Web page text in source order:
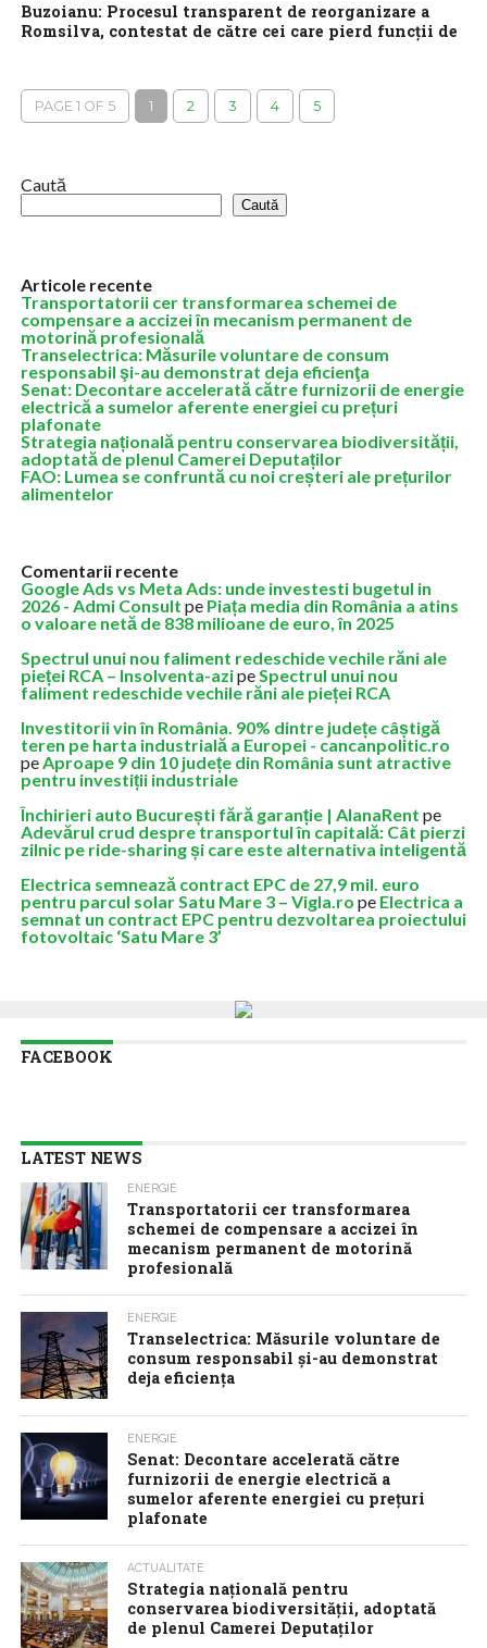
Buzoianu: Procesul transparent de reorganizare a
Romsilva, contestat de către cei care pierd funcții de
funcții de conducere în urma unui proces transparent de
reorganizare contestă...
PAGE 1 OF 5 1 2 3 4 5
Caută
Caută
Articole recente
Transportatorii cer transformarea schemei de
compensare a accizei în mecanism permanent de
motorină profesională
Transelectrica: Măsurile voluntare de consum
responsabil şi-au demonstrat deja eficienţa
Senat: Decontare accelerată către furnizorii de energie
electrică a sumelor aferente energiei cu prețuri
plafonate
Strategia națională pentru conservarea biodiversității,
adoptată de plenul Camerei Deputaților
FAO: Lumea se confruntă cu noi creșteri ale prețurilor
alimentelor
Comentarii recente
Google Ads vs Meta Ads: unde investesti bugetul in
2026 - Admi Consult pe Piața media din România a atins
o valoare netă de 838 milioane de euro, în 2025
Spectrul unui nou faliment redeschide vechile răni ale
pieței RCA – Insolventa-azipeSpectrul unui nou
faliment redeschide vechile răni ale pieței RCA
Investitorii vin în România. 90% dintre județe câștigă
teren pe harta industrială a Europei - cancanpolitic.ro
peAproape 9 din 10 județe din România sunt atractive
pentru investiții industriale
Închirieri auto București fără garanție | AlanaRent pe
Adevărul crud despre transportul în capitală: Cât pierzi
zilnic pe ride-sharing și care este alternativa inteligentă
Electrica semnează contract EPC de 27,9 mil. euro
pentru parcul solar Satu Mare 3 – Vigla.ro pe Electrica a
semnat un contract EPC pentru dezvoltarea proiectului
fotovoltaic ‘Satu Mare 3’
FACEBOOK
LATEST NEWS
ENERGIE
Transportatorii cer transformarea
schemei de compensare a accizei în
mecanism permanent de motorină
profesională
ENERGIE
Transelectrica: Măsurile voluntare de
consum responsabil şi-au demonstrat
deja eficienţa
ENERGIE
Senat: Decontare accelerată către
furnizorii de energie electrică a
sumelor aferente energiei cu prețuri
plafonate
ACTUALITATE
Strategia națională pentru
conservarea biodiversității, adoptată
de plenul Camerei Deputaților